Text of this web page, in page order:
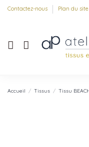
Contactez-nous Plan du site
Accueil Tissus Tissu